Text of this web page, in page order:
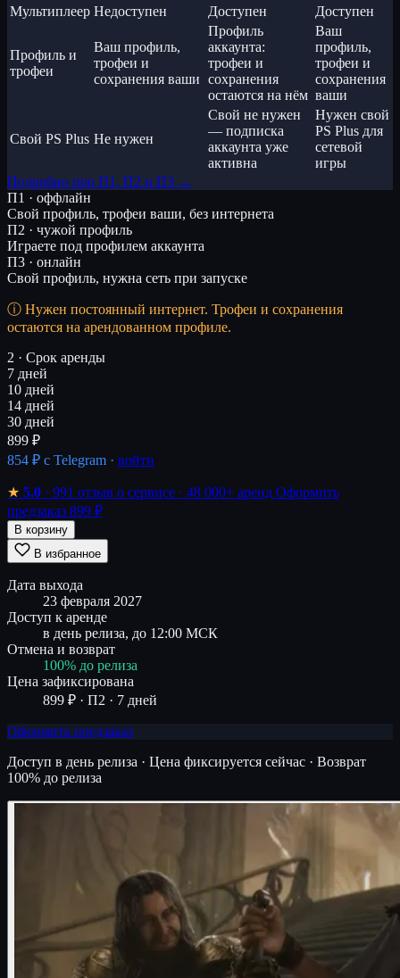
Мультиплеер Недоступен Доступен Доступен
Профиль и
трофеи
Ваш профиль,
трофеи и
сохранения ваши
Профиль
аккаунта:
трофеи и
сохранения
остаются на нём
Ваш
профиль,
трофеи и
сохранения
ваши
Свой PS Plus Не нужен
Свой не нужен
— подписка
аккаунта уже
активна
Нужен свой
PS Plus для
сетевой
игры
Подробно про П1, П2 и П3 →
П1 · оффлайн
Свой профиль, трофеи ваши, без интернета
П2 · чужой профиль
Играете под профилем аккаунта
П3 · онлайн
Свой профиль, нужна сеть при запуске
Нужен постоянный интернет. Трофеи и сохранения
остаются на арендованном профиле.
2 · Срок аренды
7 дней
10 дней
14 дней
30 дней
899 ₽
854 ₽ с Telegram · войти
★ 5.0 · 991 отзыв о сервисе · 48 000+ аренд Оформить
предзаказ 899 ₽
В корзину
В избранное
Дата выхода
23 февраля 2027
Доступ к аренде
в день релиза, до 12:00 МСК
Отмена и возврат
100% до релиза
Цена зафиксирована
899 ₽ · П2 · 7 дней
Оформить предзаказ
Доступ в день релиза · Цена фиксируется сейчас · Возврат
100% до релиза